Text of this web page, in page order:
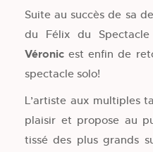
Suite au succès de sa
du Félix du Spectacle
Véronicest enfin de
spectacle solo!
L’artiste aux multiples
plaisir et propose au
tissé des plus grands